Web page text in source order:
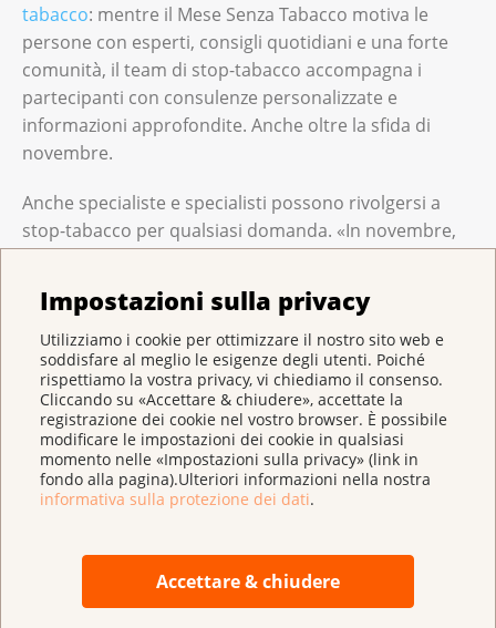
Impostazioni sulla privacy
Utilizziamo i cookie per ottimizzare il nostro sito web e
soddisfare al meglio le esigenze degli utenti. Poiché
rispettiamo la vostra privacy, vi chiediamo il consenso.
Cliccando su «Accettare & chiudere», accettate la
registrazione dei cookie nel vostro browser. È possibile
modificare le impostazioni dei cookie in qualsiasi
momento nelle «Impostazioni sulla privacy» (link in
fondo alla pagina).Ulteriori informazioni nella nostra
informativa sulla protezione dei dati.
Accettare & chiudere
tabacco: mentre il Mese Senza Tabacco motiva le
persone con esperti, consigli quotidiani e una forte
comunità, il team di stop-tabacco accompagna i
partecipanti con consulenze personalizzate e
informazioni approfondite. Anche oltre la sfida di
novembre.
Anche specialiste e specialisti possono rivolgersi a
stop-tabacco per qualsiasi domanda. «In novembre,
momento giusto per cambiare insieme ad altre
persone le proprie abitudini rispetto al consumo di
tabacco. Il nostro compito è quello di sostenere le
partecipanti e i partecipanti oltre questo mese,
affinché possano continuare la loro vita quotidiana
senza tabacco in modo duraturo», spiega Selina
Schättin del servizio di consulenza stop-tabacco
gestito dalla Lega svizzera contro il cancro.
Ulteriori informazioni
Iscrizione alla sfida stop-tabacco